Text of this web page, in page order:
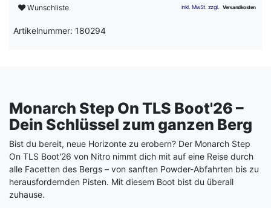
Wunschliste
Artikelnummer: 180294
Monarch Step On TLS Boot'26 –
Dein Schlüssel zum ganzen Berg
Bist du bereit, neue Horizonte zu erobern? Der Monarch Step
On TLS Boot'26 von Nitro nimmt dich mit auf eine Reise durch
alle Facetten des Bergs – von sanften Powder-Abfahrten bis zu
herausfordernden Pisten. Mit diesem Boot bist du überall
zuhause.